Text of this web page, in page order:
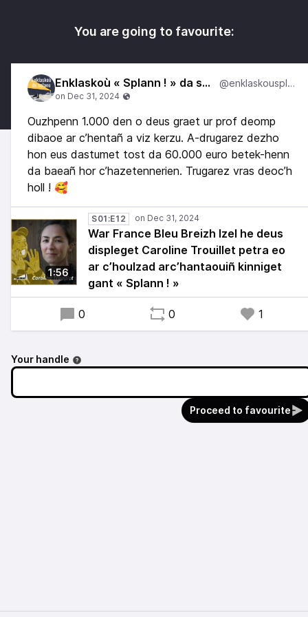
You are going to favourite:
Enklaskoù « Splann ! » da selaou @enklaskousplann
Ouzhpenn 1.000 den o deus graet ur prof deomp
dibaoe ar c’hentañ a viz kerzu. A-drugarez dezho
hon eus dastumet tost da 60.000 euro betek-henn
da baeañ hor c’hazetennerien. Trugarez vras deoc’h
holl ! 🥰
1:56
S01:E12
War France Bleu Breizh Izel he deus
displeget Caroline Trouillet petra eo
ar c’houlzad arc’hantaouiñ kinniget
gant « Splann ! »
0 0 1
Your handle
Proceed to favourite